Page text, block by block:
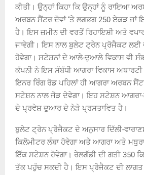
ਕੀਤੀ। ਉਨ੍ਹਾਂ ਕਿਹਾ ਕਿ ਉਨ੍ਹਾਂ ਨੂੰ ਰਾਇਆ
ਅਰਬਨ ਸੈਂਟਰ ਦੋਵਾਂ ‘ਤੇ ਲਗਭਗ 250 ਏਕੜ ਜਾਂ
ਹੈ। ਇਸ ਜ਼ਮੀਨ ਦੀ ਵਰਤੋਂ ਰਿਹਾਇਸ਼ੀ ਅਤੇ
ਜਾਵੇਗੀ। ਇਸ ਨਾਲ ਬੁਲੇਟ ਟ੍ਰੇਨ ਪ੍ਰੋਜੈਕਟ ਲਈ
ਹੋਵੇਗਾ। ਸਟੇਸ਼ਨਾਂ ਦੇ ਆਲੇ-ਦੁਆਲੇ ਵਿਕਾਸ ਵੀ
ਕੰਪਨੀ ਨੇ ਇਸ ਸੰਬੰਧੀ ਆਗਰਾ ਵਿਕਾਸ ਅਥਾਰਟੀ
ਇਨਰ ਰਿੰਗ ਰੋਡ ਪਹਿਲਾਂ ਹੀ ਆਗਰਾ ਅਰਬਨ
ਸਟੇਸ਼ਨ ਨਾਲ ਜੋੜ ਦੇਵੇਗਾ। ਇਹ ਸਟੇਸ਼ਨ
ਦੇ ਪ੍ਰਵੇਸ਼ ਦੁਆਰ ਦੇ ਨੇੜੇ ਪ੍ਰਸਤਾਵਿਤ ਹੈ।
ਬੁਲੇਟ ਟ੍ਰੇਨ ਪ੍ਰੋਜੈਕਟ ਦੇ ਅਨੁਸਾਰ ਦਿੱਲੀ-
ਕਿਲੋਮੀਟਰ ਲੰਬਾ ਹੋਵੇਗਾ ਅਤੇ ਆਗਰਾ ਅਤੇ
ਇੱਕ ਸਟੇਸ਼ਨ ਹੋਵੇਗਾ। ਰੇਲਗੱਡੀ ਦੀ ਗਤੀ 350
ਤੱਕ ਪਹੁੰਚ ਸਕਦੀ ਹੈ। ਇਸ ਪ੍ਰੋਜੈਕਟ ਦੀ